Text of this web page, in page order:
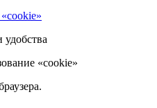
удобства
«cookie»